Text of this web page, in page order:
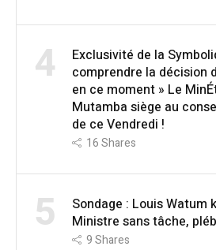
4
Exclusivité de la
comprendre la décision
en ce moment » Le
Mutamba siège au
de ce Vendredi !
16Shares
5
Sondage : Louis Watum
Ministre sans tâche,
9Shares